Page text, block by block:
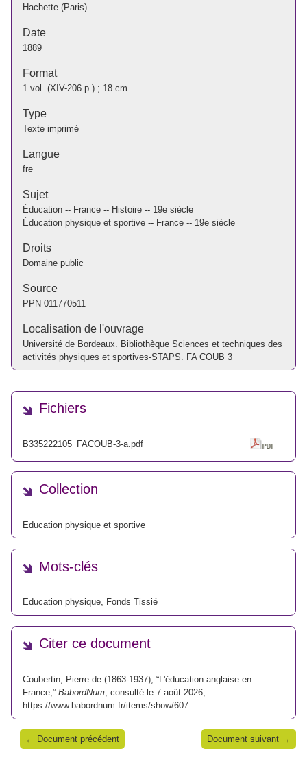
Hachette (Paris)
Date
1889
Format
1 vol. (XIV-206 p.) ; 18 cm
Type
Texte imprimé
Langue
fre
Sujet
Éducation -- France -- Histoire -- 19e siècle
Éducation physique et sportive -- France -- 19e siècle
Droits
Domaine public
Source
PPN 011770511
Localisation de l'ouvrage
Université de Bordeaux. Bibliothèque Sciences et techniques des
activités physiques et sportives-STAPS. FA COUB 3
Fichiers
B335222105_FACOUB-3-a.pdf
Collection
Education physique et sportive
Mots-clés
Education physique, Fonds Tissié
Citer ce document
Coubertin, Pierre de (1863-1937), “L'éducation anglaise en
France,” BabordNum , consulté le 7 août 2026,
https://www.babordnum.fr/items/show/607
← Document précédent Document suivant →